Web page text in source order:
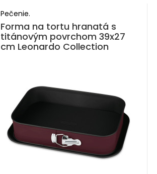
Pečenie.
Forma na tortu hranatá s
titánovým povrchom 39x27
cm Leonardo Collection